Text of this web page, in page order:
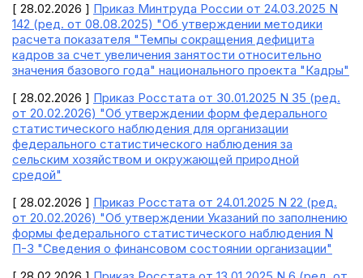
[ 28.02.2026 ] Приказ Минтруда России от 24.03.2025 N
142 (ред. от 08.08.2025) "Об утверждении методики
расчета показателя "Темпы сокращения дефицита
кадров за счет увеличения занятости относительно
значения базового года" национального проекта "Кадры"
[ 28.02.2026 ] Приказ Росстата от 30.01.2025 N 35 (ред.
от 20.02.2026) "Об утверждении форм федерального
статистического наблюдения для организации
федерального статистического наблюдения за
сельским хозяйством и окружающей природной
средой"
[ 28.02.2026 ] Приказ Росстата от 24.01.2025 N 22 (ред.
от 20.02.2026) "Об утверждении Указаний по заполнению
формы федерального статистического наблюдения N
П-3 "Сведения о финансовом состоянии организации"